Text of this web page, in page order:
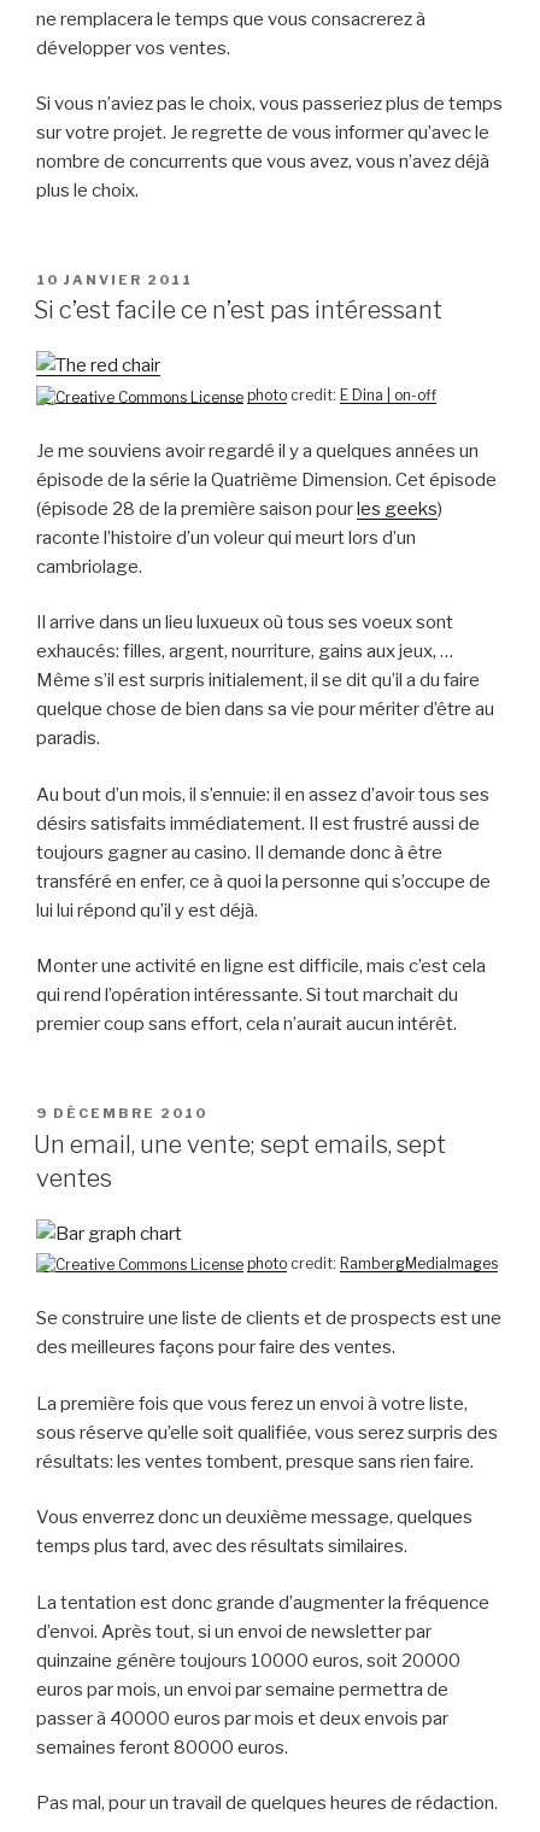
ne remplacera le temps que vous consacrerez à
développer vos ventes.
Si vous n’aviez pas le choix, vous passeriez plus de temps
sur votre projet. Je regrette de vous informer qu’avec le
nombre de concurrents que vous avez, vous n’avez déjà
plus le choix.
PUBLIÉ
LE
10 JANVIER 2011
Si c’est facile ce n’est pas intéressant
photo credit: E Dina | on-off
Je me souviens avoir regardé il y a quelques années un
épisode de la série la Quatrième Dimension. Cet épisode
(épisode 28 de la première saison pourles geeks)
raconte l’histoire d’un voleur qui meurt lors d’un
cambriolage.
Il arrive dans un lieu luxueux où tous ses voeux sont
exhaucés: filles, argent, nourriture, gains aux jeux, …
Même s’il est surpris initialement, il se dit qu’il a du faire
quelque chose de bien dans sa vie pour mériter d’être au
paradis.
Au bout d’un mois, il s’ennuie: il en assez d’avoir tous ses
désirs satisfaits immédiatement. Il est frustré aussi de
toujours gagner au casino. Il demande donc à être
transféré en enfer, ce à quoi la personne qui s’occupe de
lui lui répond qu’il y est déjà.
Monter une activité en ligne est difficile, mais c’est cela
qui rend l’opération intéressante. Si tout marchait du
premier coup sans effort, cela n’aurait aucun intérêt.
PUBLIÉ
LE
9 DÉCEMBRE 2010
Un email, une vente; sept emails, sept
ventes
photo credit: RambergMediaImages
Se construire une liste de clients et de prospects est une
des meilleures façons pour faire des ventes.
La première fois que vous ferez un envoi à votre liste,
sous réserve qu’elle soit qualifiée, vous serez surpris des
résultats: les ventes tombent, presque sans rien faire.
Vous enverrez donc un deuxième message, quelques
temps plus tard, avec des résultats similaires.
La tentation est donc grande d’augmenter la fréquence
d’envoi. Après tout, si un envoi de newsletter par
quinzaine génère toujours 10000 euros, soit 20000
euros par mois, un envoi par semaine permettra de
passer à 40000 euros par mois et deux envois par
semaines feront 80000 euros.
Pas mal, pour un travail de quelques heures de rédaction.